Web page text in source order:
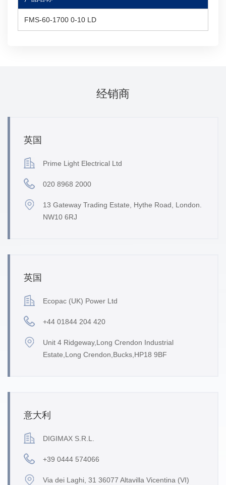
FMS-60-1700 0-10 LD
经销商
英国
Prime Light Electrical Ltd
020 8968 2000
13 Gateway Trading Estate, Hythe Road, London.
NW10 6RJ
英国
Ecopac (UK) Power Ltd
+44 01844 204 420
Unit 4 Ridgeway,Long Crendon Industrial
Estate,Long Crendon,Bucks,HP18 9BF
意大利
DIGIMAX S.R.L.
+39 0444 574066
Via dei Laghi, 31 36077 Altavilla Vicentina (VI)